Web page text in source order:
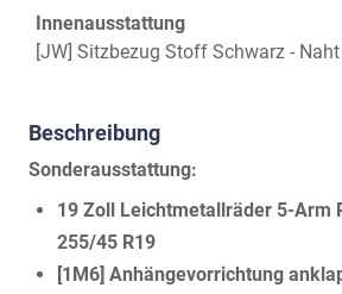
Innenausstattung
[JW] Sitzbezug Stoff Schwarz -
Beschreibung
Sonderausstattung:
19 Zoll Leichtmetallräder 5-Arm
255/45 R19
[1M6] Anhängevorrichtung